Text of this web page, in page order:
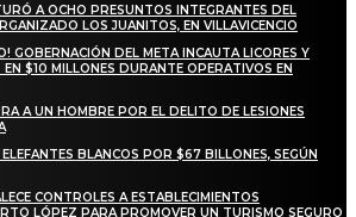
A OCHO PRESUNTOS INTEGRANTES DEL
LOS JUANITOS, EN VILLAVICENCIO
GOBERNACIÓN DEL META INCAUTA LICORES Y
$10 MILLONES DURANTE OPERATIVOS EN
A UN HOMBRE POR EL DELITO DE LESIONES
BLANCOS POR $67 BILLONES, SEGÚN
CONTROLES A ESTABLECIMIENTOS
LÓPEZ PARA PROMOVER UN TURISMO SEGURO